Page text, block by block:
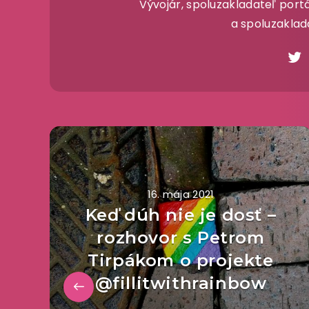
Vývojár, spoluzakladateľ
a
16. mája 2021
Keď dúh nie je dosť –
rozhovor s Petrom
Tirpákom o projekte
@fillitwithrainbow